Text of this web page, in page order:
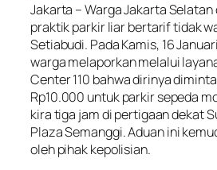
Jakarta – Warga Jakarta
praktik parkir liar bertarif tidak
Setiabudi. Pada Kamis, 16
warga melaporkan melalui
Center 110 bahwa dirinya
Rp10.000 untuk parkir sepeda
kira tiga jam di pertigaan dekat
Plaza Semanggi. Aduan ini
oleh pihak kepolisian.